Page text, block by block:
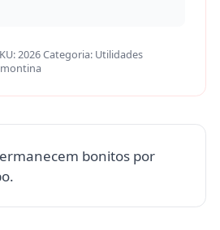
2026Categoria: Utilidades
bonitos por